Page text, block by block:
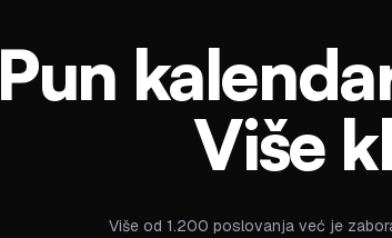
Pun
Više
Više od 1.200 poslovanja već je